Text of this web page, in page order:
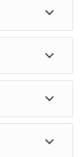
.
们乘渡轮穿
海岸.
人印象深
的海岸线, 拥
.